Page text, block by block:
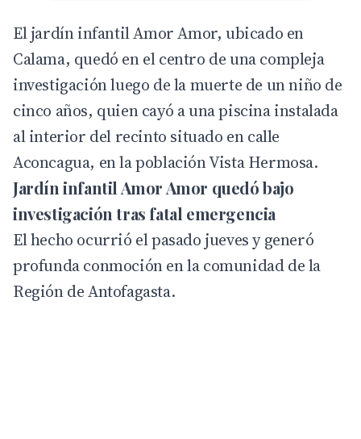
El jardín infantil Amor Amor, ubicado en
Calama, quedó en el centro de una compleja
investigación luego de la muerte de un niño de
cinco años, quien cayó a una piscina instalada
al interior del recinto situado en calle
Aconcagua, en la población Vista Hermosa.
Jardín infantil Amor Amor quedó bajo
investigación tras fatal emergencia
El hecho ocurrió el pasado jueves y generó
profunda conmoción en la comunidad de la
Región de Antofagasta.